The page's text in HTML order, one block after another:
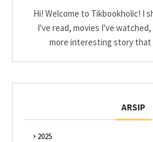
Hi! Welcome to Tikbookholic! I
I've read, movies I've watched,
more interesting story that
ARSIP
2025